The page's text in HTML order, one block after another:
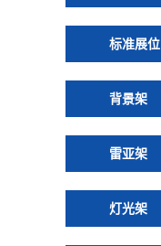
标准展位
背景架
雷亚架
灯光架